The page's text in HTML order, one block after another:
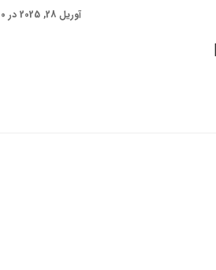
آوریل 28, 2025 در 22:00